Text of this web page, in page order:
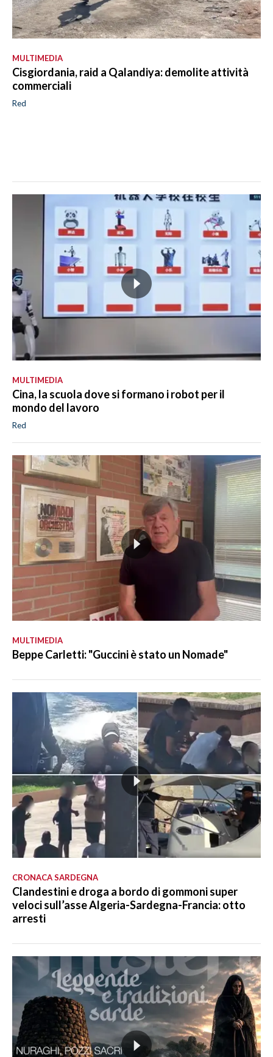
MULTIMEDIA
Cisgiordania, raid a Qalandiya: demolite attività
commerciali
Red
MULTIMEDIA
Cina, la scuola dove si formano i robot per il
mondo del lavoro
Red
MULTIMEDIA
Beppe Carletti: "Guccini è stato un Nomade"
CRONACA SARDEGNA
Clandestini e droga a bordo di gommoni super
veloci sull’asse Algeria-Sardegna-Francia: otto
arresti